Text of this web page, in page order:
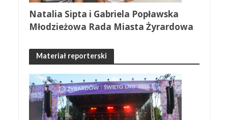
Natalia Sipta i Gabriela Popławska
Młodzieżowa Rada Miasta Żyrardowa
Materiał reporterski